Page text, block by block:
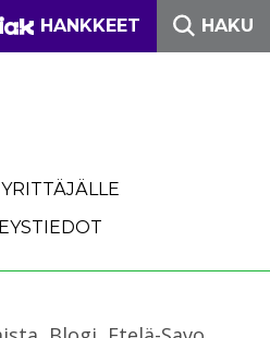
DIAKONIA-
HANKKEET HAKU
YRITTÄJÄLLE